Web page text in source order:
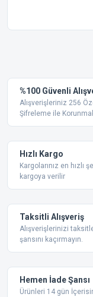
Plakalık
beğendim.
Abdulkerim Fidan |
Yorum Yaz
Ürün resmi
Ürün
Bu ürüne
%100 Güvenli
Alışverişleriniz 256
Şifreleme ile
Hızlı Kargo
Kargolarınız en hızlı
kargoya verilir
Taksitli Alışveriş
Alışverişlerinizi
şansını kaçırmayın.
Hemen İade Şansı
Ürünleri 14 gün